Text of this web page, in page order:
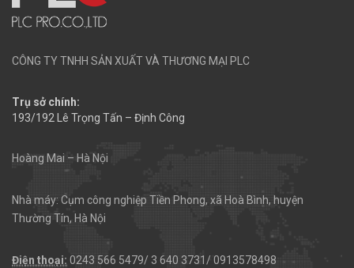
CÔNG TY TNHH SẢN XUẤT VÀ THƯƠNG MẠI PLC
Trụ sở chính:
193/192 Lê Trọng Tấn – Định Công
Hoàng Mai – Hà Nội
Nhà máy: Cụm công nghiệp Tiền Phong, xã Hoà Bình, huyện
Thường Tín, Hà Nội
Điện thoại: 0243 566 5479/ 3 640 3731/ 0913578498